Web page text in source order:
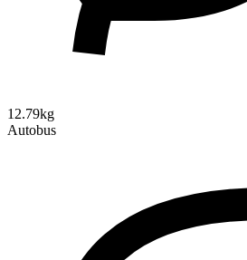
12.79kg
Autobus